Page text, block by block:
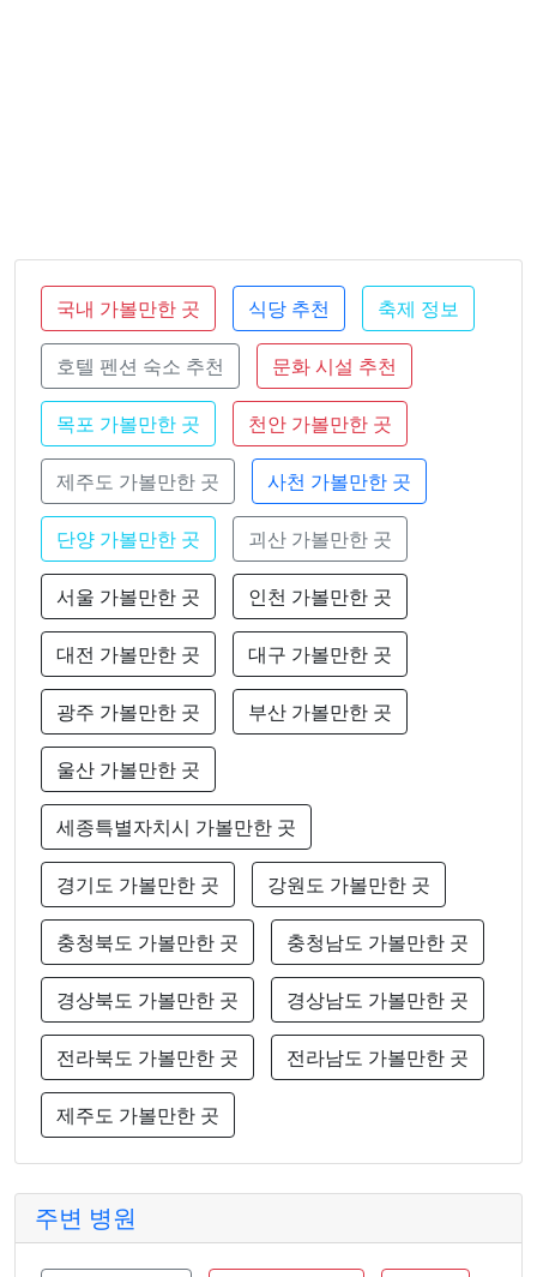
국내 가볼만한 곳 식당 추천 축제 정보
호텔 펜션 숙소 추천 문화 시설 추천
목포 가볼만한 곳 천안 가볼만한 곳
제주도 가볼만한 곳 사천 가볼만한 곳
단양 가볼만한 곳 괴산 가볼만한 곳
서울 가볼만한 곳 인천 가볼만한 곳
대전 가볼만한 곳 대구 가볼만한 곳
광주 가볼만한 곳 부산 가볼만한 곳
울산 가볼만한 곳
세종특별자치시 가볼만한 곳
경기도 가볼만한 곳 강원도 가볼만한 곳
충청북도 가볼만한 곳 충청남도 가볼만한 곳
경상북도 가볼만한 곳 경상남도 가볼만한 곳
전라북도 가볼만한 곳 전라남도 가볼만한 곳
제주도 가볼만한 곳
주변 병원